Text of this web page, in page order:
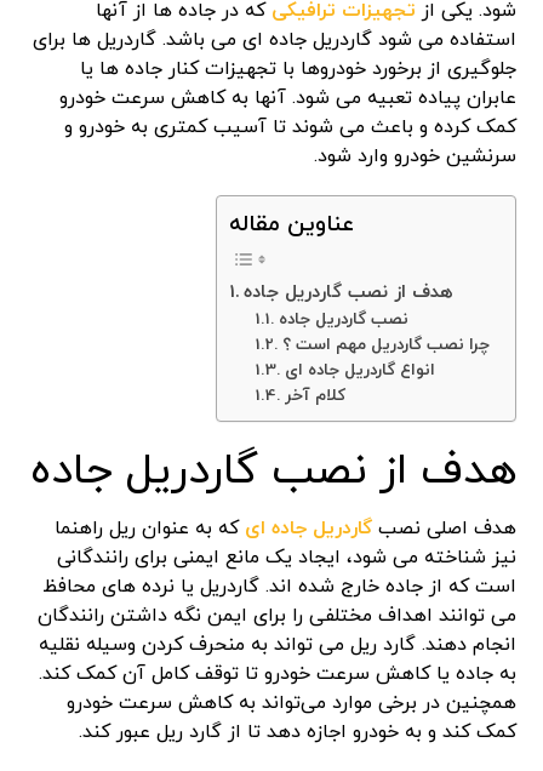
شود. یکی از تجهیزات ترافیکی که در جاده ها از آنها
استفاده می شود گاردریل جاده ای می باشد. گاردریل ها برای
جلوگیری از برخورد خودروها با تجهیزات کنار جاده ها یا
عابران پیاده تعبیه می شود. آنها به کاهش سرعت خودرو
کمک کرده و باعث می شوند تا آسیب کمتری به خودرو و
سرنشین خودرو وارد شود.
عناوین مقاله
هدف از نصب گاردریل جاده
نصب گاردریل جاده
چرا نصب گاردریل مهم است ؟
انواع گاردریل جاده ای
کلام آخر
هدف از نصب گاردریل جاده
هدف اصلی نصبگاردریل جاده ای که به عنوان ریل راهنما
نیز شناخته می شود، ایجاد یک مانع ایمنی برای رانندگانی
است که از جاده خارج شده اند. گاردریل یا نرده های محافظ
می توانند اهداف مختلفی را برای ایمن نگه داشتن رانندگان
انجام دهند. گارد ریل می تواند به منحرف کردن وسیله نقلیه
به جاده یا کاهش سرعت خودرو تا توقف کامل آن کمک کند.
همچنین در برخی موارد می‌تواند به کاهش سرعت خودرو
کمک کند و به خودرو اجازه دهد تا از گارد ریل عبور کند.